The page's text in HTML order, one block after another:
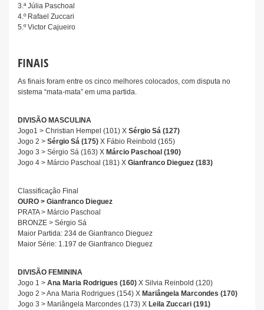
3.ª Júlia Paschoal
4.º Rafael Zuccari
5.º Victor Cajueiro
FINAIS
As finais foram entre os cinco melhores colocados, com disputa no
sistema “mata-mata” em uma partida.
DIVISÃO MASCULINA
Jogo1 > Christian Hempel (101) X Sérgio Sá (127)
Jogo 2 > Sérgio Sá (175) X Fábio Reinbold (165)
Jogo 3 > Sérgio Sá (163) X Márcio Paschoal (190)
Jogo 4 > Márcio Paschoal (181) X Gianfranco Dieguez (183)
Classificação Final
OURO > Gianfranco Dieguez
PRATA > Márcio Paschoal
BRONZE > Sérgio Sá
Maior Partida: 234 de Gianfranco Dieguez
Maior Série: 1.197 de Gianfranco Dieguez
DIVISÃO FEMININA
Jogo 1 > Ana Maria Rodrigues (160) X Silvia Reinbold (120)
Jogo 2 > Ana Maria Rodrigues (154) X Mariângela Marcondes (170)
Jogo 3 > Mariângela Marcondes (173) X Leila Zuccari (191)